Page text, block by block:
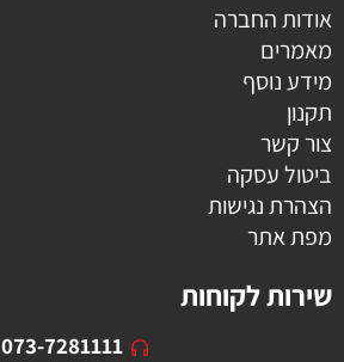
אודות החברה
מאמרים
מידע נוסף
תקנון
צור קשר
ביטול עסקה
הצהרת נגישות
מפת אתר
שירות לקוחות
073-7281111